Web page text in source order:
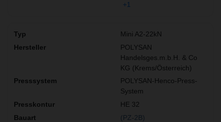
+1
Mini A2-22kN
POLYSAN
Handelsges.m.b.H. & Co
KG (Krems/Österreich)
POLYSAN-Henco-Press-
System
HE 32
(PZ-2B)